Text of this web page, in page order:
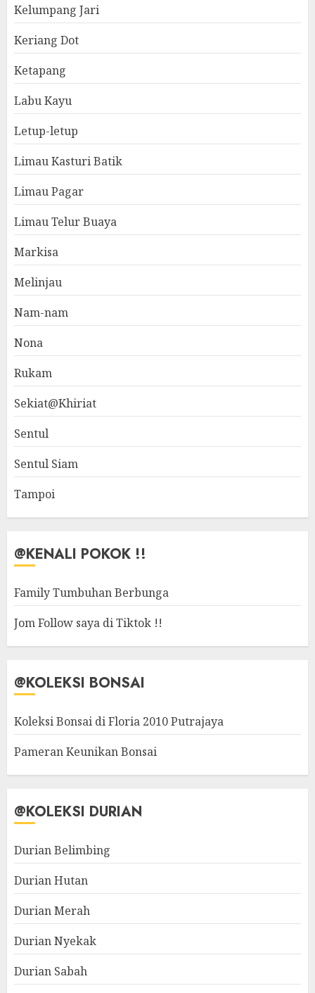
Kelumpang Jari
Keriang Dot
Ketapang
Labu Kayu
Letup-letup
Limau Kasturi Batik
Limau Pagar
Limau Telur Buaya
Markisa
Melinjau
Nam-nam
Nona
Rukam
Sekiat@Khiriat
Sentul
Sentul Siam
Tampoi
@KENALI POKOK !!
Family Tumbuhan Berbunga
Jom Follow saya di Tiktok !!
@KOLEKSI BONSAI
Koleksi Bonsai di Floria 2010 Putrajaya
Pameran Keunikan Bonsai
@KOLEKSI DURIAN
Durian Belimbing
Durian Hutan
Durian Merah
Durian Nyekak
Durian Sabah